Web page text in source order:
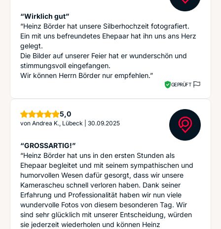
“Wirklich gut”
“Heinz Börder hat unsere Silberhochzeit fotografiert.
Ein mit uns befreundetes Ehepaar hat ihn uns ans Herz
gelegt.
Die Bilder auf unserer Feier hat er wunderschön und
stimmungsvoll eingefangen.
Wir können Herrn Börder nur empfehlen.”
GEPRÜFT
5,0Sterne
von Andrea K., Lübeck 30.09.2025
“GROSSARTIG!”
“Heinz Börder hat uns in den ersten Stunden als
Ehepaar begleitet und mit seinem sympathischen und
humorvollen Wesen dafür gesorgt, dass wir unsere
Kamerascheu schnell verloren haben. Dank seiner
Erfahrung und Professionalität haben wir nun viele
wundervolle Fotos von diesem besonderen Tag. Wir
sind sehr glücklich mit unserer Entscheidung, würden
sie jederzeit wiederholen und können Heinz